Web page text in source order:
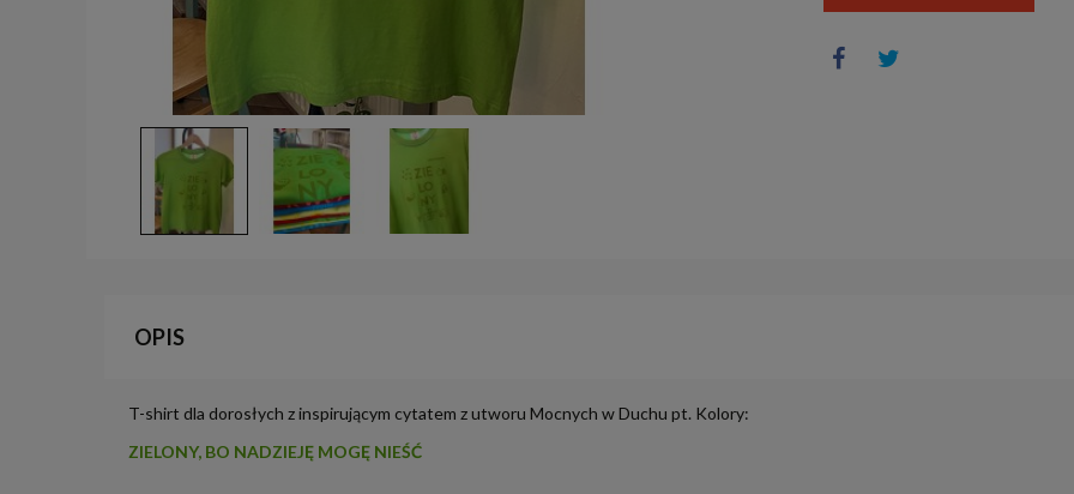
OPIS
T-shirt dla dorosłych z inspirującym cytatem z utworu Mocnych w Duchu pt. Kolory:
ZIELONY, BO NADZIEJĘ MOGĘ NIEŚĆ